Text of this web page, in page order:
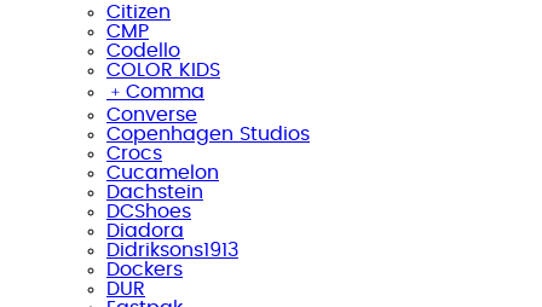
Citizen
CMP
Codello
COLOR KIDS
﹢ Comma
Converse
Copenhagen Studios
Crocs
Cucamelon
Dachstein
DCShoes
Diadora
Didriksons1913
Dockers
DUR